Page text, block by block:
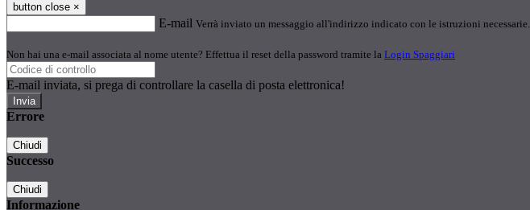
button close ×
E-mail Verrà inviato un messaggio all'indirizzo indicato con le istruzioni necessarie.
Non hai una e-mail associata al nome utente? Effettua il reset della password tramite la Login Spaggiari
E-mail inviata, si prega di controllare la casella di posta elettronica!
Errore
Chiudi
Successo
Chiudi
Informazione